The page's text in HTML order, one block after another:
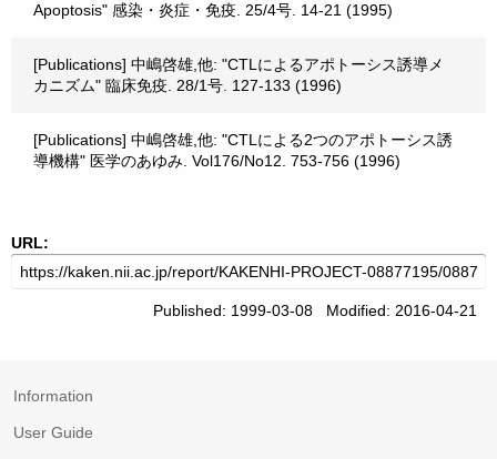
Apoptosis" 感染・炎症・免疫. 25/4号. 14-21 (1995)
[Publications] 中嶋啓雄,他: "CTLによるアポトーシス誘導メ
カニズム" 臨床免疫. 28/1号. 127-133 (1996)
[Publications] 中嶋啓雄,他: "CTLによる2つのアポトーシス誘
導機構" 医学のあゆみ. Vol176/No12. 753-756 (1996)
URL:
Published: 1999-03-08 Modified: 2016-04-21
Information
User Guide